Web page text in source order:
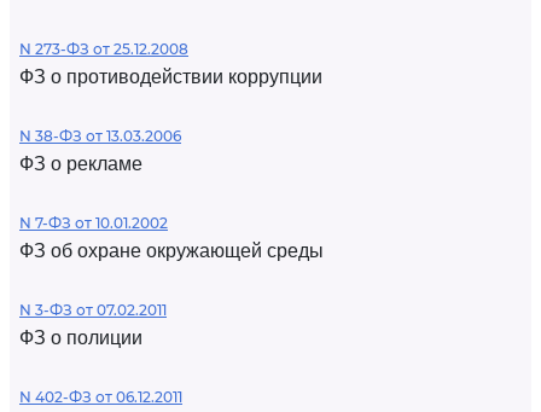
N 273-ФЗ от 25.12.2008
ФЗ о противодействии коррупции
N 38-ФЗ от 13.03.2006
ФЗ о рекламе
N 7-ФЗ от 10.01.2002
ФЗ об охране окружающей среды
N 3-ФЗ от 07.02.2011
ФЗ о полиции
N 402-ФЗ от 06.12.2011